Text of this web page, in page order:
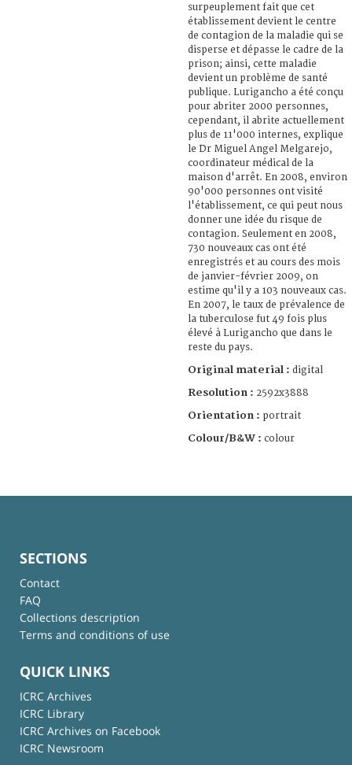
surpeuplement fait que cet
établissement devient le centre
de contagion de la maladie qui se
disperse et dépasse le cadre de la
prison; ainsi, cette maladie
devient un problème de santé
publique. Lurigancho a été conçu
pour abriter 2000 personnes,
cependant, il abrite actuellement
plus de 11'000 internes, explique
le Dr Miguel Angel Melgarejo,
coordinateur médical de la
maison d'arrêt. En 2008, environ
90'000 personnes ont visité
l'établissement, ce qui peut nous
donner une idée du risque de
contagion. Seulement en 2008,
730 nouveaux cas ont été
enregistrés et au cours des mois
de janvier-février 2009, on
estime qu'il y a 103 nouveaux cas.
En 2007, le taux de prévalence de
la tuberculose fut 49 fois plus
élevé à Lurigancho que dans le
reste du pays.
Original material : digital
Resolution : 2592x3888
Orientation : portrait
Colour/B&W : colour
SECTIONS
Contact
FAQ
Collections description
Terms and conditions of use
QUICK LINKS
ICRC Archives
ICRC Library
ICRC Archives on Facebook
ICRC Newsroom